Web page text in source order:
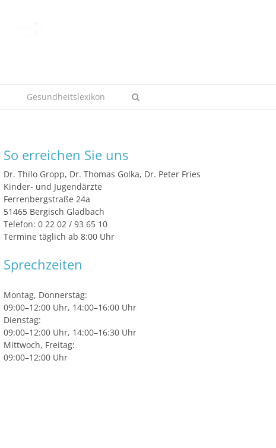
Gesundheitslexikon
So erreichen Sie uns
Dr. Thilo Gropp, Dr. Thomas Golka, Dr. Peter Fries
Kinder- und Jugendärzte
Ferrenbergstraße 24a
51465 Bergisch Gladbach
Telefon: 0 22 02 / 93 65 10
Termine täglich ab 8:00 Uhr
Sprechzeiten
Montag, Donnerstag:
09:00–12:00 Uhr, 14:00–16:00 Uhr
Dienstag:
09:00–12:00 Uhr, 14:00–16:30 Uhr
Mittwoch, Freitag:
09:00–12:00 Uhr